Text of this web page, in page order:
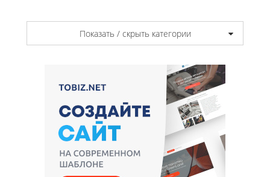
Показать / скрыть категории